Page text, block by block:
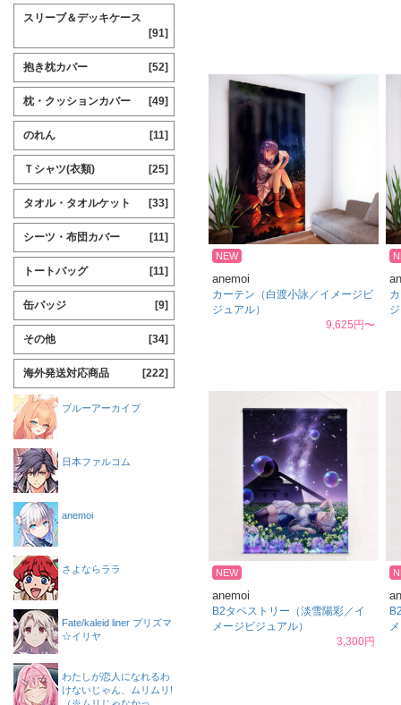
NEW
anemoi
カーテン（白渡小詠／イメージビ
ジュアル）
9,625円〜
NEW
anemoi
B2タペストリー（淡雪陽彩／イ
メージビジュアル）
3,300円
スリーブ＆デッキケース
[91]
抱き枕カバー [52]
枕・クッションカバー [49]
のれん [11]
Ｔシャツ(衣類) [25]
タオル・タオルケット [33]
シーツ・布団カバー [11]
トートバッグ [11]
缶バッジ [9]
その他 [34]
海外発送対応商品 [222]
ブルーアーカイブ
日本ファルコム
anemoi
さよならララ
Fate/kaleid liner プリズマ
☆イリヤ
わたしが恋人になれるわ
けないじゃん、ムリムリ!